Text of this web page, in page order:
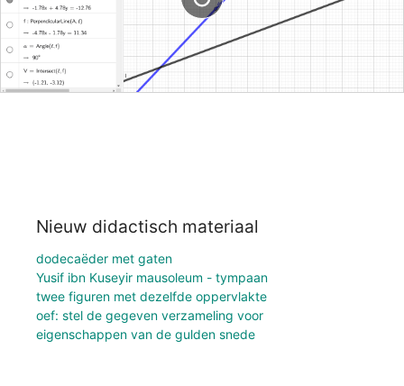
Nieuw didactisch materiaal
dodecaëder met gaten
Yusif ibn Kuseyir mausoleum - tympaan
twee figuren met dezelfde oppervlakte
oef: stel de gegeven verzameling voor
eigenschappen van de gulden snede